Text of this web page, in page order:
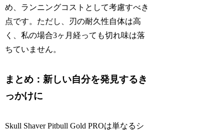
め、ランニングコストとして考慮すべき
点です。ただし、刃の耐久性自体は高
く、私の場合3ヶ月経っても切れ味は落
ちていません。
まとめ：新しい自分を発見するき
っかけに
Skull Shaver Pitbull Gold PROは単なるシ